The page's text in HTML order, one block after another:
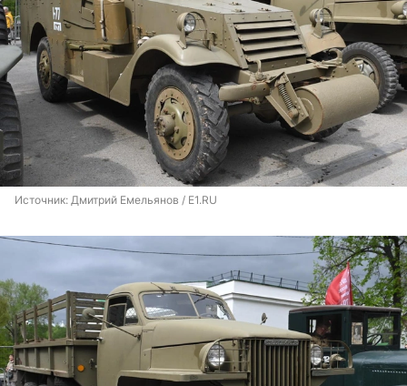
Источник: Дмитрий Емельянов / E1.RU